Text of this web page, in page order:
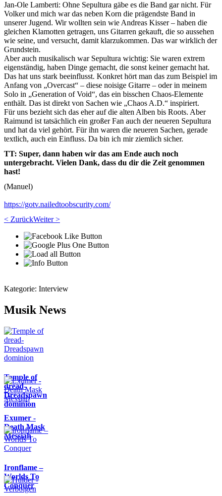
Jan-Ole Lamberti: Ohne Sepultura gäbe es die Band gar nicht. Für
Volker und mich war das neben Korn die prägendste Band in
unserer Jugend. Wir wollten sein wie Andreas Kisser – haben die
gleichen Klamotten getragen, uns Gitarren gekauft, die so aussehen
wie seine, und versucht, damit klarzukommen. Das war wirklich der
Grundstein.
Aber auch musikalisch war Sepultura wichtig: Sie waren extrem
eigenständig, haben Dinge gemacht, die sonst keiner gemacht hat.
Das hat uns stark beeinflusst. Konkret hört man das zum Beispiel im
Anfang von „Overcast“ – diese noisige Gitarre – oder in meinem
Solo in „Generation of Void“, das ein bisschen Chaos-Elemente
enthält. Das ist direkt von Sachen wie „Chaos A.D.“ inspiriert.
Für uns bezieht sich das eher auf die alten Alben bis Roots. Aber
Raimund ist tatsächlich ein großer Fan auch der neueren Sepultura
und hat da viel gehört. Für ihn waren die neueren Sachen, gerade
textlich, auch ein Einfluss. Da bin ich mir ziemlich sicher.
TT: Super, dann haben wir das am Ende auch noch
untergebracht. Vielen Dank, dass du dir die Zeit genommen
hast!
(Manuel)
https://gotv.nailedtoobscurity.com/
< ZurückWeiter >
Kategorie: Interview
Musik News
Temple of
dread-
Dreadspawn
dominion
Exumer -
Death Mask
Messiah
Ironflame –
Worlds To
Conquer